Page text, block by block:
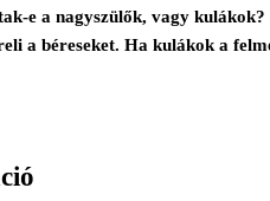
e a nagyszülők, vagy
a béreseket. Ha kulákok a